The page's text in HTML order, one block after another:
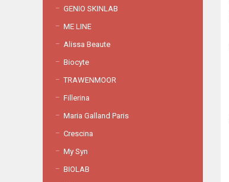
GENIO SKINLAB
ME LINE
Alissa Beaute
Biocyte
TRAWENMOOR
Fillerina
Maria Galland Paris
Crescina
My Syn
BIOLAB